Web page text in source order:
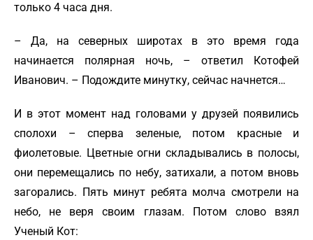
только 4 часа дня.
– Да, на северных широтах в это время года
начинается полярная ночь, – ответил Котофей
Иванович. – Подождите минутку, сейчас начнется…
И в этот момент над головами у друзей появились
сполохи – сперва зеленые, потом красные и
фиолетовые. Цветные огни складывались в полосы,
они перемещались по небу, затихали, а потом вновь
загорались. Пять минут ребята молча смотрели на
небо, не веря своим глазам. Потом слово взял
Ученый Кот: